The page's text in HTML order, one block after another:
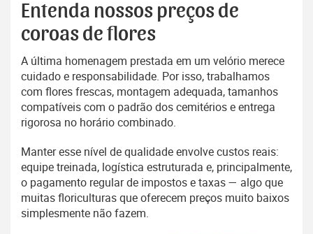
Entenda nossos preços de
coroas de flores
A última homenagem prestada em um velório merece
cuidado e responsabilidade. Por isso, trabalhamos
com flores frescas, montagem adequada, tamanhos
compatíveis com o padrão dos cemitérios e entrega
rigorosa no horário combinado.
Manter esse nível de qualidade envolve custos reais:
equipe treinada, logística estruturada e, principalmente,
o pagamento regular de impostos e taxas — algo que
muitas floriculturas que oferecem preços muito baixos
simplesmente não fazem.